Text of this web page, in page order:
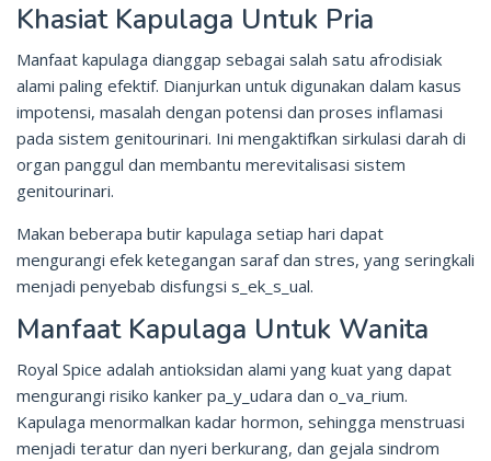
Khasiat Kapulaga Untuk Pria
Manfaat kapulaga dianggap sebagai salah satu afrodisiak
alami paling efektif. Dianjurkan untuk digunakan dalam kasus
impotensi, masalah dengan potensi dan proses inflamasi
pada sistem genitourinari. Ini mengaktifkan sirkulasi darah di
organ panggul dan membantu merevitalisasi sistem
genitourinari.
Makan beberapa butir kapulaga setiap hari dapat
mengurangi efek ketegangan saraf dan stres, yang seringkali
menjadi penyebab disfungsi s_ek_s_ual.
Manfaat Kapulaga Untuk Wanita
Royal Spice adalah antioksidan alami yang kuat yang dapat
mengurangi risiko kanker pa_y_udara dan o_va_rium.
Kapulaga menormalkan kadar hormon, sehingga menstruasi
menjadi teratur dan nyeri berkurang, dan gejala sindrom